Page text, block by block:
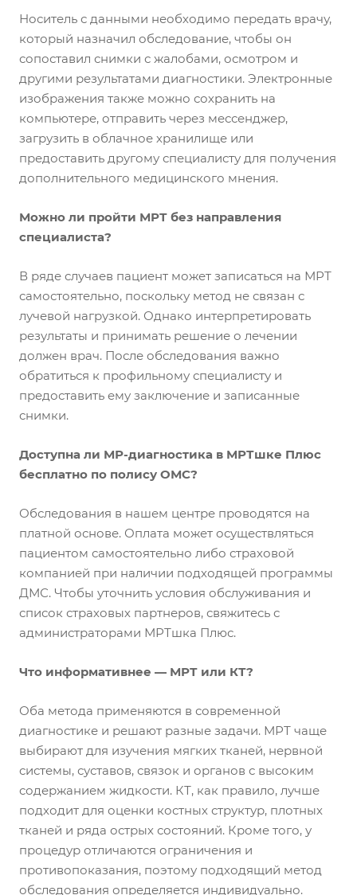
Носитель с данными необходимо передать врачу,
который назначил обследование, чтобы он
сопоставил снимки с жалобами, осмотром и
другими результатами диагностики. Электронные
изображения также можно сохранить на
компьютере, отправить через мессенджер,
загрузить в облачное хранилище или
предоставить другому специалисту для получения
дополнительного медицинского мнения.
Можно ли пройти МРТ без направления
специалиста?
В ряде случаев пациент может записаться на МРТ
самостоятельно, поскольку метод не связан с
лучевой нагрузкой. Однако интерпретировать
результаты и принимать решение о лечении
должен врач. После обследования важно
обратиться к профильному специалисту и
предоставить ему заключение и записанные
снимки.
Доступна ли МР-диагностика в МРТшке Плюс
бесплатно по полису ОМС?
Обследования в нашем центре проводятся на
платной основе. Оплата может осуществляться
пациентом самостоятельно либо страховой
компанией при наличии подходящей программы
ДМС. Чтобы уточнить условия обслуживания и
список страховых партнеров, свяжитесь с
администраторами МРТшка Плюс.
Что информативнее — МРТ или КТ?
Оба метода применяются в современной
диагностике и решают разные задачи. МРТ чаще
выбирают для изучения мягких тканей, нервной
системы, суставов, связок и органов с высоким
содержанием жидкости. КТ, как правило, лучше
подходит для оценки костных структур, плотных
тканей и ряда острых состояний. Кроме того, у
процедур отличаются ограничения и
противопоказания, поэтому подходящий метод
обследования определяется индивидуально.